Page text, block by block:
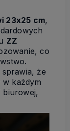
23x25 cm,
ZZ
co
sprawia, że
w każdym